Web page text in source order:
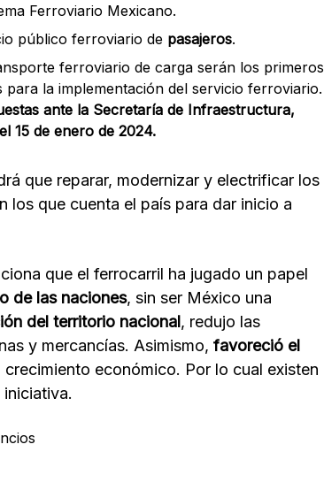
Ferroviario Mexicano.
público ferroviario de pasajeros.
ferroviario de carga serán los primeros
la implementación del servicio ferroviario.
ante la Secretaría de Infraestructura,
15 de enero de 2024.
que reparar, modernizar y electrificar los
los que cuenta el país para dar inicio a
que el ferrocarril ha jugado un papel
de las naciones, sin ser México una
del territorio nacional, redujo las
y mercancías. Asimismo, favoreció el
económico. Por lo cual existen